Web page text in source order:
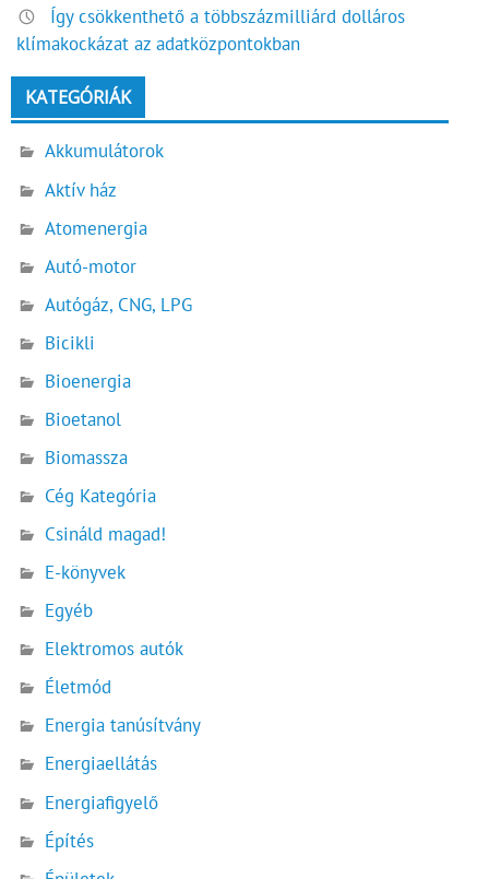
Így csökkenthető a többszázmilliárd dolláros
klímakockázat az adatközpontokban
KATEGÓRIÁK
Akkumulátorok
Aktív ház
Atomenergia
Autó-motor
Autógáz, CNG, LPG
Bicikli
Bioenergia
Bioetanol
Biomassza
Cég Kategória
Csináld magad!
E-könyvek
Egyéb
Elektromos autók
Életmód
Energia tanúsítvány
Energiaellátás
Energiafigyelő
Építés